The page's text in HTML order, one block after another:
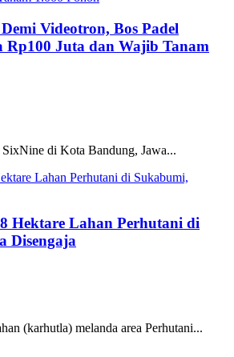
Videotron, Bos Padel
Rp100 Juta dan Wajib Tanam
di Kota Bandung, Jawa...
Hektare Lahan Perhutani di
Disengaja
(karhutla) melanda area Perhutani...